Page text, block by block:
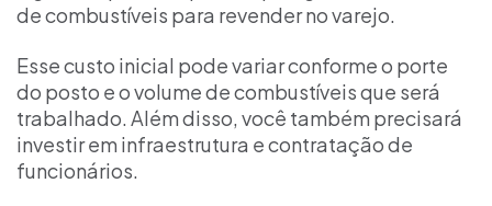
de combustíveis para revender no varejo.
Esse custo inicial pode variar conforme o porte
do posto e o volume de combustíveis que será
trabalhado. Além disso, você também precisará
investir em infraestrutura e contratação de
funcionários.